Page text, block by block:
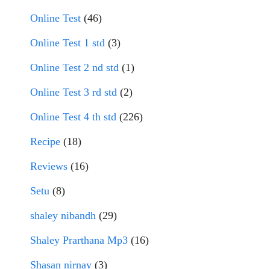
Online Test (46)
Online Test 1 std (3)
Online Test 2 nd std (1)
Online Test 3 rd std (2)
Online Test 4 th std (226)
Recipe (18)
Reviews (16)
Setu (8)
shaley nibandh (29)
Shaley Prarthana Mp3 (16)
Shasan nirnay (3)